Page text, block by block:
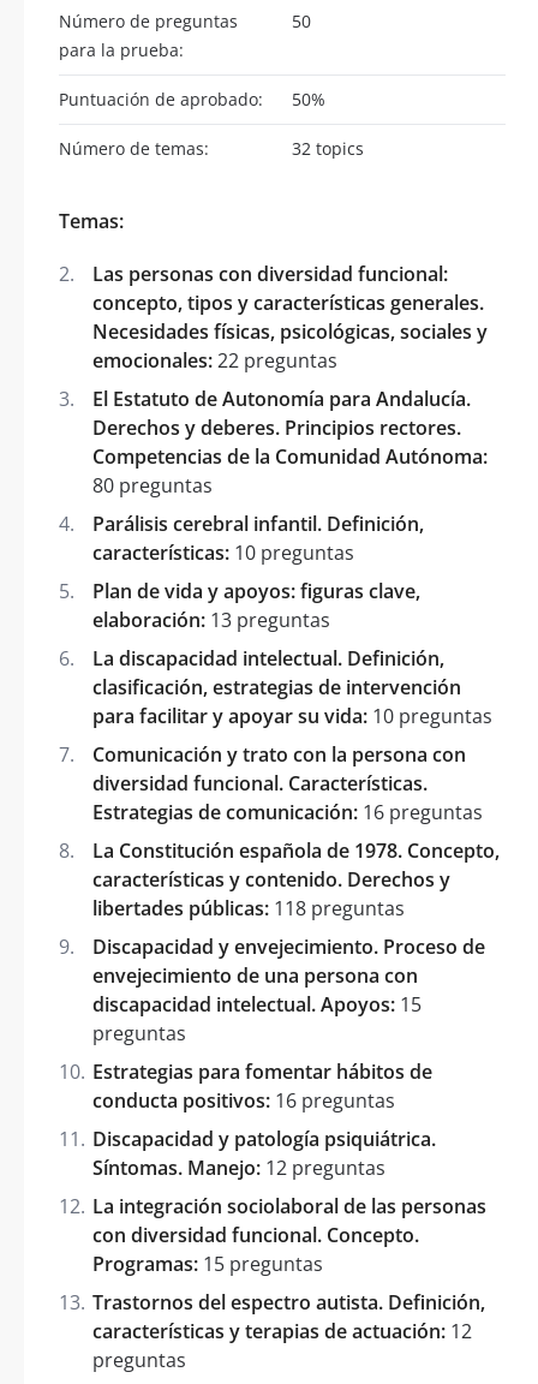
Número de preguntas
para la prueba:
50
Puntuación de aprobado: 50%
Número de temas: 32 topics
Temas:
Las personas con diversidad funcional:
concepto, tipos y características generales.
Necesidades físicas, psicológicas, sociales y
emocionales:22 preguntas
El Estatuto de Autonomía para Andalucía.
Derechos y deberes. Principios rectores.
Competencias de la Comunidad Autónoma:
80 preguntas
Parálisis cerebral infantil. Definición,
características: 10 preguntas
Plan de vida y apoyos: figuras clave,
elaboración: 13 preguntas
La discapacidad intelectual. Definición,
clasificación, estrategias de intervención
para facilitar y apoyar su vida: 10 preguntas
Comunicación y trato con la persona con
diversidad funcional. Características.
Estrategias de comunicación: 16 preguntas
La Constitución española de 1978. Concepto,
características y contenido. Derechos y
libertades públicas: 118 preguntas
Discapacidad y envejecimiento. Proceso de
envejecimiento de una persona con
discapacidad intelectual. Apoyos: 15
preguntas
Estrategias para fomentar hábitos de
conducta positivos: 16 preguntas
Discapacidad y patología psiquiátrica.
Síntomas. Manejo: 12 preguntas
La integración sociolaboral de las personas
con diversidad funcional. Concepto.
Programas: 15 preguntas
Trastornos del espectro autista. Definición,
características y terapias de actuación: 12
preguntas